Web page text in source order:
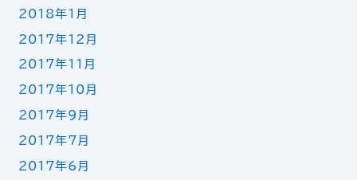
2018年1月
2017年12月
2017年11月
2017年10月
2017年9月
2017年7月
2017年6月